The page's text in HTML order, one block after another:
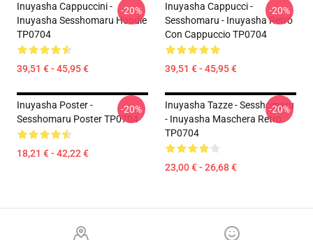
Inuyasha Cappuccini -
Inuyasha Sesshomaru Hoodie
TP0704
39,51 € - 45,95 €
-20%
Inuyasha Cappucci -
Sesshomaru - Inuyasha Retro
Con Cappuccio TP0704
39,51 € - 45,95 €
-20%
Inuyasha Poster -
Sesshomaru Poster TP0704
18,21 € - 42,22 €
-20%
Inuyasha Tazze - Sesshomaru
- Inuyasha Maschera Retro
TP0704
23,00 € - 26,68 €
-20%